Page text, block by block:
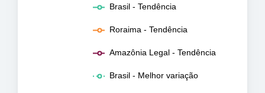
Brasil - Tendência
Roraima - Tendência
Amazônia Legal - Tendência
Brasil - Melhor variação